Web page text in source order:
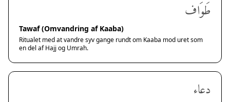
طَوَاف
Tawaf (Omvandring af Kaaba)
Ritualet med at vandre syv gange rundt om Kaaba mod uret som
en del af Hajj og Umrah.
دعاء